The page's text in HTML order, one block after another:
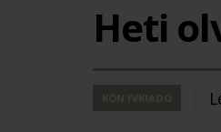
Heti
KÖNYVKIADÓ